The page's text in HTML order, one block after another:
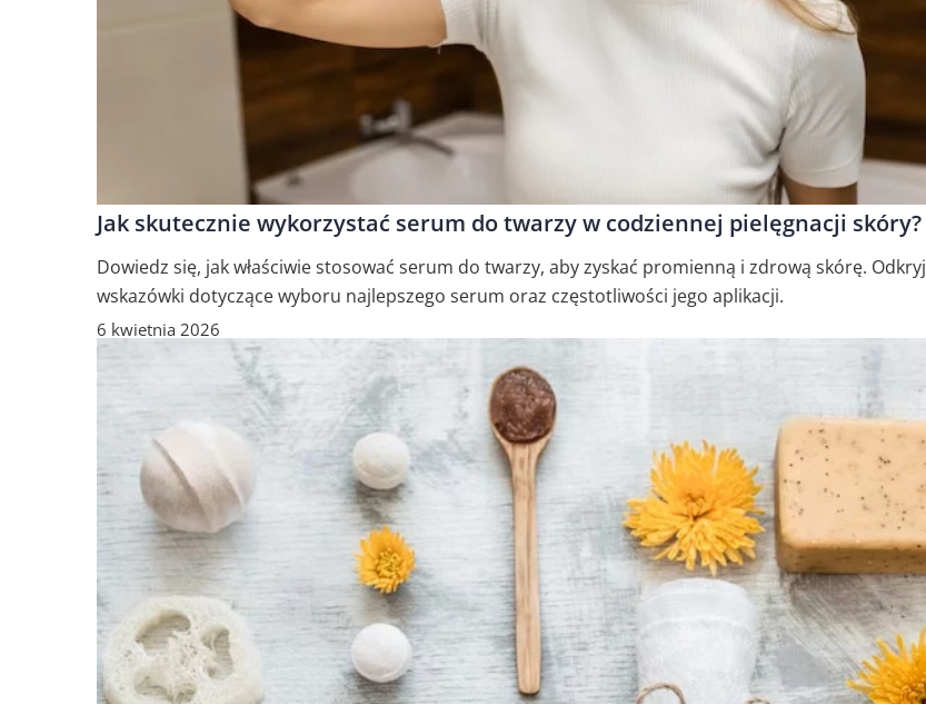
Jak skutecznie wykorzystać serum do twarzy w codziennej pielęgnacji skóry?
Dowiedz się, jak właściwie stosować serum do twarzy, aby zyskać promienną i zdrową skórę. Odkryj
wskazówki dotyczące wyboru najlepszego serum oraz częstotliwości jego aplikacji.
6 kwietnia 2026